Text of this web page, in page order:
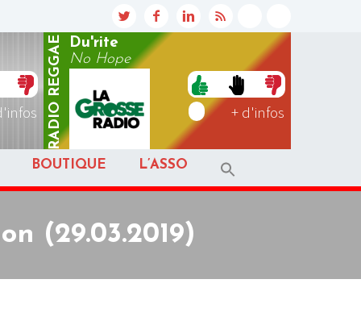
RADIO
REGGAE
Du'rite
No Hope
+ d'infos
BOUTIQUE L’ASSO
(29.03.2019)